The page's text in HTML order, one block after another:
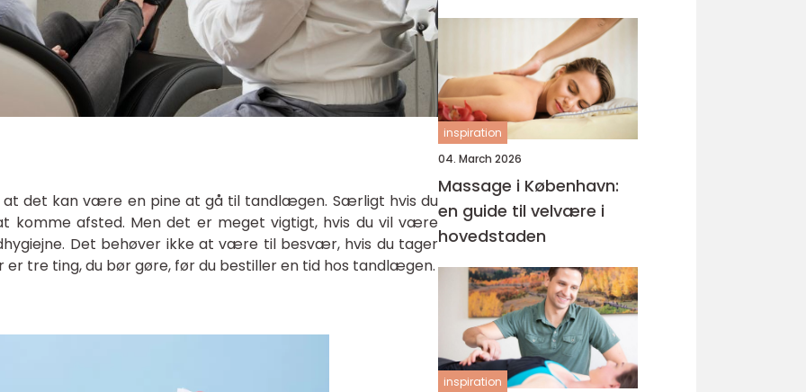
at det kan være en pine at gå til tandlægen. Særligt hvis du
komme afsted. Men det er meget vigtigt, hvis du vil være
Det behøver ikke at være til besvær, hvis du tager
er tre ting, du bør gøre, før du bestiller en tid hos tandlægen.
støtte
inspiration
04. March 2026
Massage i København:
en guide til velvære i
hovedstaden
inspiration